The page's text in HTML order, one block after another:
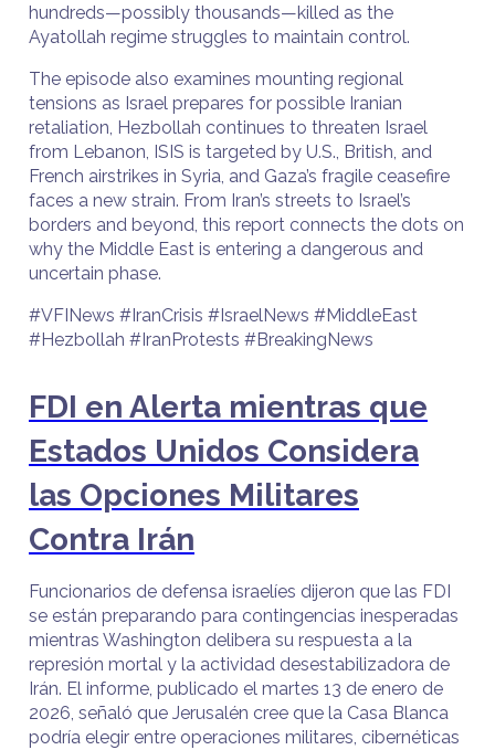
hundreds—possibly thousands—killed as the
Ayatollah regime struggles to maintain control.
The episode also examines mounting regional
tensions as Israel prepares for possible Iranian
retaliation, Hezbollah continues to threaten Israel
from Lebanon, ISIS is targeted by U.S., British, and
French airstrikes in Syria, and Gaza’s fragile ceasefire
faces a new strain. From Iran’s streets to Israel’s
borders and beyond, this report connects the dots on
why the Middle East is entering a dangerous and
uncertain phase.
#VFINews #IranCrisis #IsraelNews #MiddleEast
#Hezbollah #IranProtests #BreakingNews
FDI en Alerta mientras que
Estados Unidos Considera
las Opciones Militares
Contra Irán
Funcionarios de defensa israelíes dijeron que las FDI
se están preparando para contingencias inesperadas
mientras Washington delibera su respuesta a la
represión mortal y la actividad desestabilizadora de
Irán. El informe, publicado el martes 13 de enero de
2026, señaló que Jerusalén cree que la Casa Blanca
podría elegir entre operaciones militares, cibernéticas